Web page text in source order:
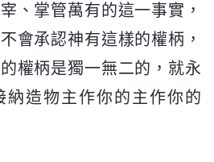
、掌管萬有的這一事實，
會承認神有這樣的權柄，
權柄是獨一無二的，就永
納造物主作你的主作你的